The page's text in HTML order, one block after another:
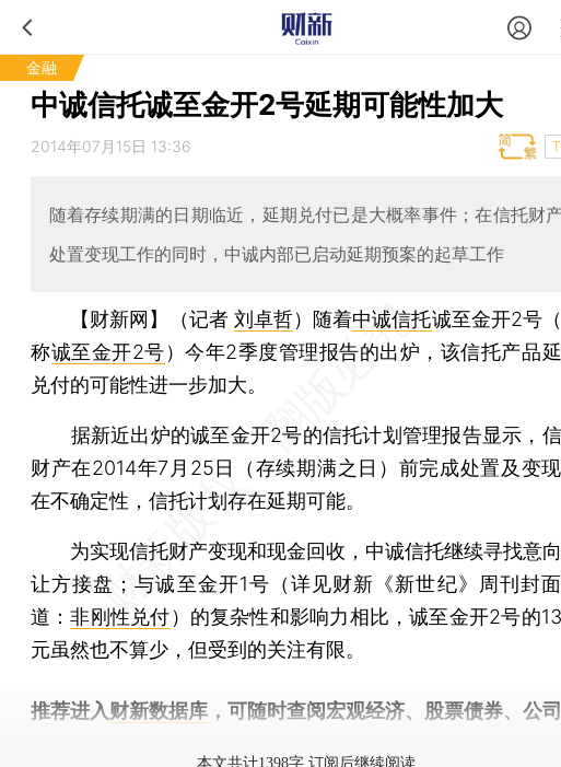
金融
中诚信托诚至金开2号延期可能性加大
2014年07月15日 13:36
随着存续期满的日期临近，延期兑付已是大概率事件；在信托财
处置变现工作的同时，中诚内部已启动延期预案的起草工作
【财新网】（记者 刘卓哲） 随着中诚信托诚至金开2号
称诚至金开2号）今年2季度管理报告的出炉，该信托产品
兑付的可能性进一步加大。
据新近出炉的诚至金开2号的信托计划管理报告显示，
财产在2014年7月25日（存续期满之日）前完成处置及变
在不确定性，信托计划存在延期可能。
为实现信托财产变现和现金回收，中诚信托继续寻找意
让方接盘；与诚至金开1号（详见财新《新世纪》周刊封
道：非刚性兑付）的复杂性和影响力相比，诚至金开2号的
元虽然也不算少，但受到的关注有限。
推荐进入财新数据库 ，可随时查阅宏观经济、股票债券、公
本文共计1398字 订阅后继续阅读